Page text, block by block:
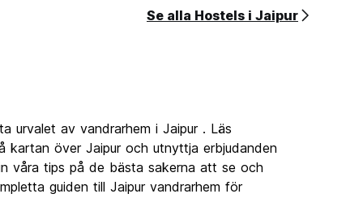
Se alla Hostels i Jaipur
urvalet av vandrarhem i Jaipur . Läs
kartan över Jaipur och utnyttja erbjudanden
våra tips på de bästa sakerna att se och
guiden till Jaipur vandrarhem för